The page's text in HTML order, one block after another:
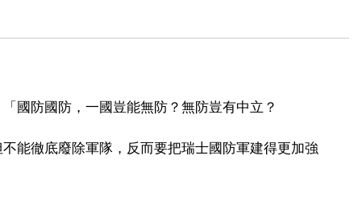
國防國防，一國豈能無防？無防豈有中立？
能徹底廢除軍隊，反而要把瑞士國防軍建得更加強